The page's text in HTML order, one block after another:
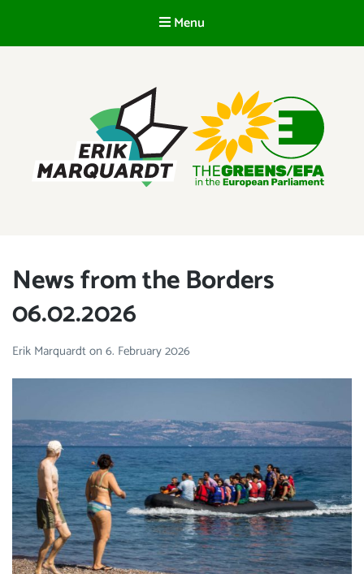
Menu
News from the Borders
06.02.2026
Erik Marquardton 6. February 2026